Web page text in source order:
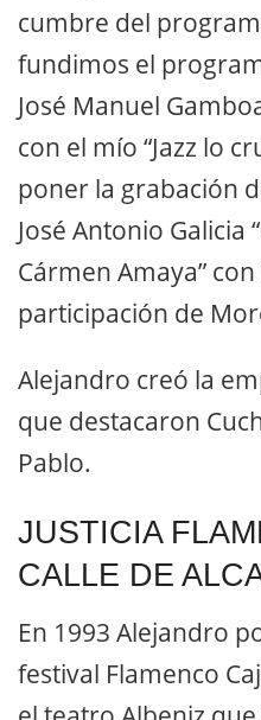
cumbre del
fundimos el
José Manuel
con el mío “Jazz lo
poner la grabación
José Antonio Galicia
Cármen Amaya”
participación de
Alejandro creó la
que destacaron
Pablo.
JUSTICIA
CALLE DE
En 1993 Alejandro
festival Flamenco